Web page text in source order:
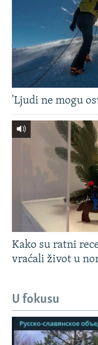
'Ljudi ne mogu
Kako su ratni
vraćali život u
U fokusu